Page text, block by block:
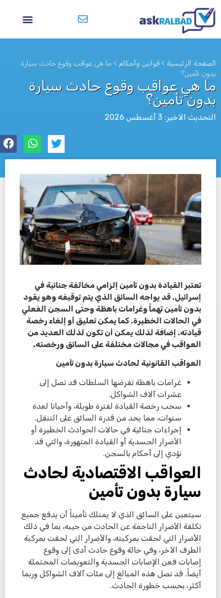
الصفحة الرئيسية > قوانين وأحكام > ما هي عواقب وقوع حادث سيارة
بدون تأمين؟
ما هي عواقب وقوع حادث سيارة
بدون تأمين؟
التحديث الاخير: 3 أغسطس 2026
לא
تعتبر القيادة بدون تأمين إلزامي مخالفة جنائية في
إسرائيل. قد يواجه السائق الذي يتم توقيفه وهو يقود
بدون تأمين تهماً وغرامات باهظة وحتى السجن الفعلي
في الحالات الخطيرة. كما يمكن تعليق أو إلغاء رخصة
قيادته. إضافة لذلك يمكن أن تكون لذلك العديد من
العواقب في مجالات مختلفة على السائق ورخصته.
العواقب القانونية لحادث سيارة بدون تأمين
غرامات باهظة تفرضها السلطات قد تصل إلى
عشرات آلاف الشواكل.
سحب رخصة القيادة لفترة طويلة، وأحيانا لعدة
سنوات، مما يحد من قدرة السائق على التنقل.
إجراءات جنائية في حالات الحوادث الخطيرة أو
الأضرار الجسدية أو القيادة المتهورة، والتي قد
تؤدي إلى أحكام بالسجن.
العواقب الاقتصادية لحادث
سيارة بدون تأمين
سيتعين على السائق الذي لا يمتلك تأميناً أن يدفع جميع
تكلفة الأضرار الناجمة عن الحادث من جيبه، بما في ذلك
الأضرار التي لحقت بمركبته، والأضرار التي لحقت بمركبة
الطرف الآخر، وفي حالة وقوع حادث أدى إلى وقوع
إصابات فعن الإصابات الجسدية والتعويضات المحتملة
أيضاً. قد تصل هذه المبالغ إلى مئات آلاف الشواكل وربما
أكثر، بحسب خطورة الحادث.